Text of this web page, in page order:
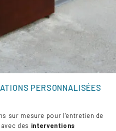
PERSONNALISÉES
sur mesure pour l’entretien de
des interventions